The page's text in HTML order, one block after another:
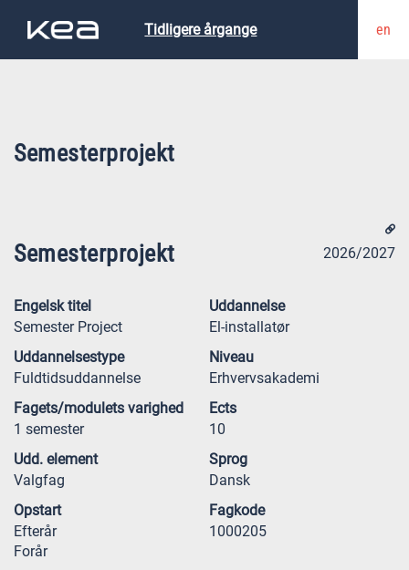
Tidligere årgange en
Semesterprojekt
Semesterprojekt 2026/2027
Engelsk titel
Semester Project
Uddannelse
El-installatør
Uddannelsestype
Fuldtidsuddannelse
Niveau
Erhvervsakademi
Fagets/modulets varighed
1 semester
Ects
10
Udd. element
Valgfag
Sprog
Dansk
Opstart
Efterår
Forår
Fagkode
1000205